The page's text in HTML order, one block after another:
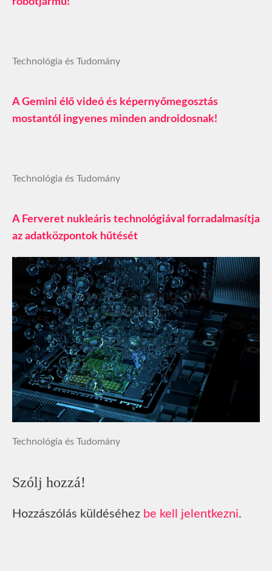
Technológia és Tudomány
A Gemini élő videó és képernyőmegosztás
mostantól ingyenes minden androidosnak!
Technológia és Tudomány
A Ferveret nukleáris technológiával forradalmasítja
az adatközpontok hűtését
Technológia és Tudomány
Szólj hozzá!
Hozzászólás küldéséhez be kell jelentkezni.